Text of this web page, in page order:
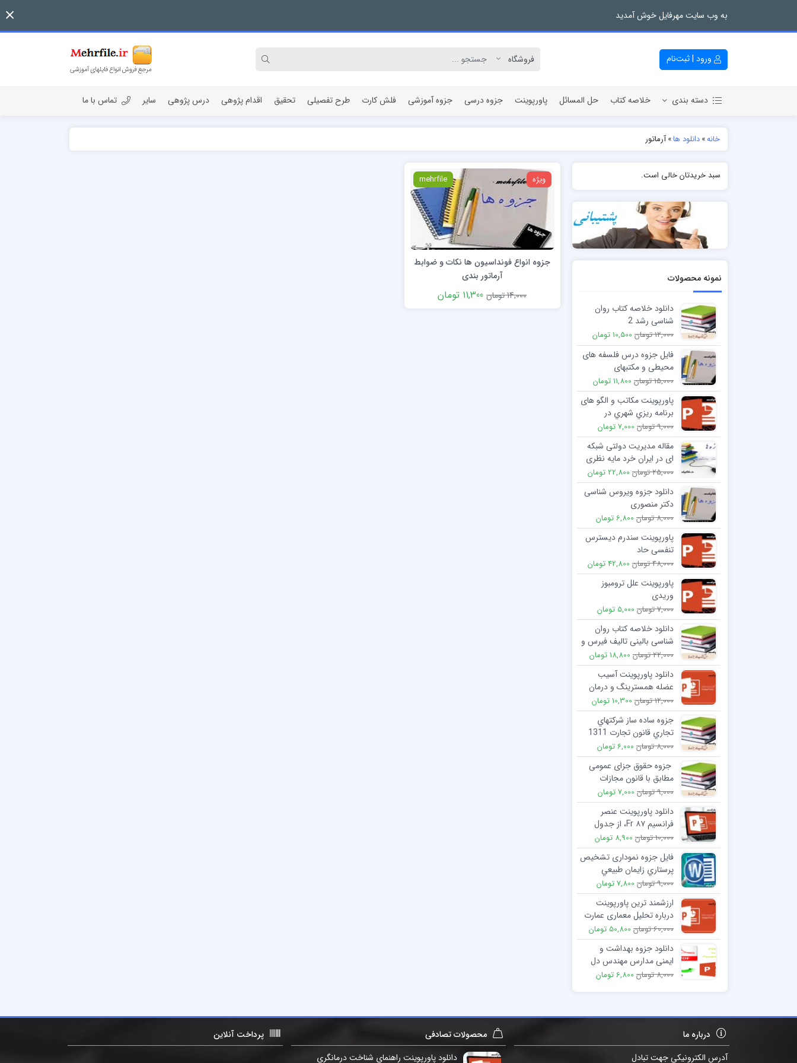
به وب سایت مهرفایل خوش آمدید
ورود | ثبت‌نام
دسته بندی
مقاله پژوهشی
خلاصه کتاب حل المسائل پاورپوینت جزوه درسی جزوه آموزشی فلش کارت طرح تفصیلی تحقیق اقدام پژوهی درس پژوهی سایر تماس با ما
خانه»دانلود ها»آرماتور
ویژه mehrfile
جزوه انواع فونداسیون ها نکات و ضوابط
آرماتور بندی
14,000 تومان
11,300 تومان
سبد خریدتان خالی است.
نمونه محصولات
دانلود خلاصه کتاب روان
شناسی رشد 2
12,000 تومان 10,500 تومان
فایل جزوه درس فلسفه های
محیطی و مکتبهای
جغرافیایی
15,000 تومان 11,800 تومان
پاورپوینت مکاتب و الگو های
برنامه ريزي شهري در
كاربست شهرهاي اسلامي
9,000 تومان 7,000 تومان
مقاله مدیریت دولتی شبکه
ای در ایران خرد مایه نظری
-عملی و استلزامات
25,000 تومان 22,800 تومان
دانلود جزوه ویروس شناسی
دکتر منصوری
8,000 تومان 6,800 تومان
پاورپوینت سندرم دیسترس
تنفسی حاد
48,000 تومان 42,800 تومان
پاورپوینت علل ترومبوز
وریدی
7,000 تومان 5,000 تومان
دانلود خلاصه کتاب روان
شناسی بالینی تالیف فیرس و
ترال
22,000 تومان 18,800 تومان
دانلود پاورپوینت آسیب
عضله همسترینگ و درمان
جراحت‌های همسترینگ
12,000 تومان 10,300 تومان
جزوه ساده ساز شركتهاي
تجاري قانون تجارت 1311
8,000 تومان 6,000 تومان
جزوه حقوق جزای عمومی
مطابق با قانون مجازات
اسلامی مصوب سال 1392
9,000 تومان 7,000 تومان
دانلود پاورپوینت عنصر
فرانسیم Fr ۸۷، از جدول
تناوبی
10,000 تومان 8,900 تومان
فایل جزوه نموداری تشخيص
پرستاري زايمان طبيعي
9,000 تومان 7,800 تومان
ارزشمند ترین پاورپوینت
درباره تحلیل معماری عمارت
شاپوری
60,000 تومان 50,800 تومان
دانلود جزوه بهداشت و
ایمنی مدارس مهندس دل
پیشه فصل دهم و یازدهم
8,000 تومان 6,800 تومان
درباره ما
آدرس الکترونیکی جهت تبادل
محصولات تصادفی
دانلود پاورپوینت راهنمای شناخت درمانگری
پرداخت آنلاین